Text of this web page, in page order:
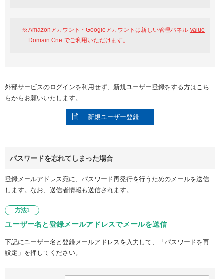
Amazonアカウント・Googleアカウントは新しい管理パネルValue
Domain One でご利用いただけます。
外部サービスのログインを利用せず、新規ユーザー登録をする方はこち
らからお願いいたします。
新規ユーザー登録
パスワードを忘れてしまった場合
登録メールアドレス宛に、パスワード再発行を行うためのメールを送信
します。なお、送信者情報も送信されます。
方法1
ユーザー名と登録メールアドレスでメールを送信
下記にユーザー名と登録メールアドレスを入力して、「パスワードを再
設定」を押してください。